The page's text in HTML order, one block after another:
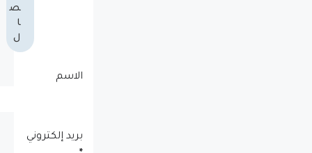
ص
ا
ل
الاسم
بريد إلكتروني